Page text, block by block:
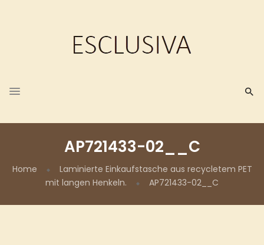
AP721433-02__C
Home
Laminierte Einkaufstasche aus recycletem PET
mit langen Henkeln.
AP721433-02__C